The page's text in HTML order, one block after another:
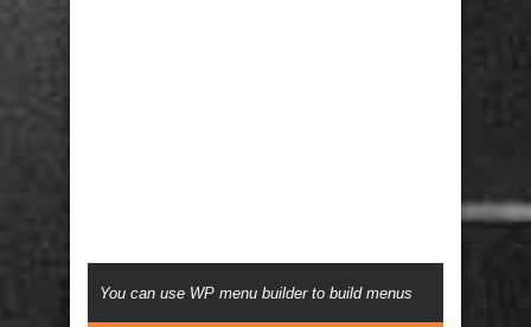
You can use WP menu builder to build menus